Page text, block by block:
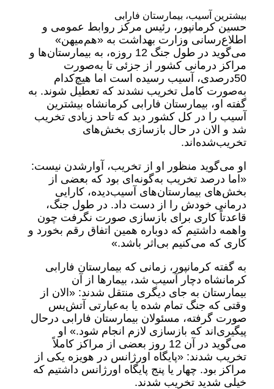
بیشترین آسیب، بیمارستان فارابی
حسین کرمانپور، رئیس مرکز روابط عمومی و
اطلاع‌رسانی وزارت بهداشت به «هم‌میهن»
می‌گوید در طول جنگ 12 روزه، به بیمارستان‌ها و
مراکز درمانی کشور از جزئی تا به‌صورت
50درصدی، آسیب رسیده است اما هیچ‌کدام
به‌صورت کامل تخریب نشدند که تعطیل شوند. به
گفته او، بیمارستان فارابی کرمانشاه بیشترین
آسیب را در کل کشور دید که تاحد زیادی تخریب
شد و الان در حال بازسازی بخش‌های
تخریب‌شده‌اند.
او می‌گوید منظور او از تخریب، آوارشدن نیست:
«اما درصد تخریب به‌گونه‌ای بود که بعضی از
بخش‌های بیمارستان‌های آسیب‌دیده، کارایی
درمانی خودش را از دست داد. در طول جنگ،
قاعدتاً کاری برای بازسازی صورت نگرفت چون
واهمه داشتیم که دوباره همین اتفاق رقم بخورد و
کاری که می‌کنیم بی‌اثر باشد.»
به گفته کرمانپور، زمانی که بیمارستان فارابی
کرمانشاه دچار آسیب شد، بیمارها از آن
بیمارستان به جای دیگری منتقل شدند: «الان از
وقتی که جنگ تمام شده یا به‌عبارتی آتش‌بس
صورت گرفته، مسئولان بیمارستان فارابی درحال
پیگیری‌اند که بازسازی لازم انجام شود.» او
می‌گوید در آن 12 روز بعضی از مراکز کاملاً
تخریب شدند: «پایگاه اورژانس در هویزه یکی از
مراکز بود. چهار یا پنج پایگاه اورژانس داشتیم که
خیلی شدید تخریب شدند.